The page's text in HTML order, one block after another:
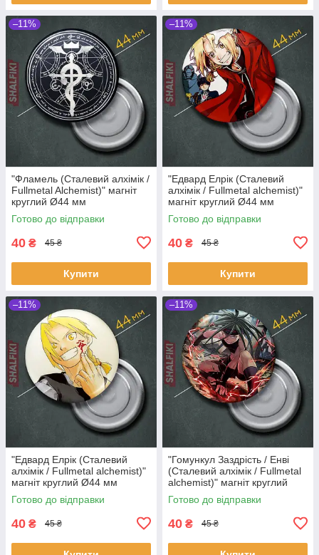
–11%
"Фламель (Сталевий алхімік /
Fullmetal Alchemist)" магніт
круглий Ø44 мм
Готово до відправки
40 ₴ 45 ₴
Купити
–11%
"Едвард Елрік (Сталевий
алхімік / Fullmetal alchemist)"
магніт круглий Ø44 мм
Готово до відправки
40 ₴ 45 ₴
Купити
–11%
"Едвард Елрік (Сталевий
алхімік / Fullmetal alchemist)"
магніт круглий Ø44 мм
Готово до відправки
40 ₴ 45 ₴
–11%
"Гомункул Заздрість / Енві
(Сталевий алхімік / Fullmetal
alchemist)" магніт круглий
Ø44 мм
Готово до відправки
40 ₴ 45 ₴